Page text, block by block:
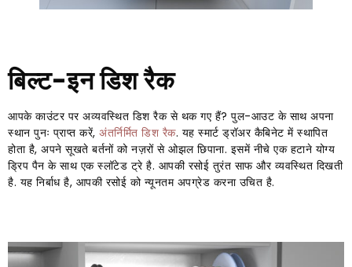
बिल्ट-इन डिश रैक
आपके काउंटर पर अव्यवस्थित डिश रैक से थक गए हैं? पुल-आउट के साथ अपना
स्थान पुनः प्राप्त करें, अंतर्निर्मित डिश रैक. यह स्मार्ट ड्रॉअर कैबिनेट में स्थापित
होता है, अपने सूखते बर्तनों को नज़रों से ओझल छिपाना. इसमें नीचे एक हटाने योग्य
ड्रिप पैन के साथ एक स्लॉटेड ट्रे है. आपकी रसोई तुरंत साफ और व्यवस्थित दिखती
है. यह निर्बाध है, आपकी रसोई को न्यूनतम अपग्रेड करना उचित है.